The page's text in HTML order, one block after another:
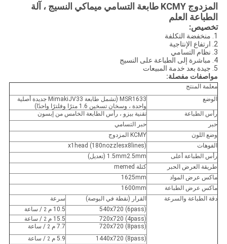
المزدوج KCMY طابعة التسامي ميماكي النسيج ، آلة
الطباعة العلم
تخصيص:
1. منخفضة التكلفة
2. ارتفاع الإنتاجية
3. نظام التسامي
4. مباشرة إلى الطباعة على النسيج
5. جيدة بعد خدمة المبيعات
مواصفات مفصلة:
معلمة المنتج
الوضع
MSR1633 (تشمل طابعة MimakiJV33 جديدة أصلية
واحدة ، وسخان تسخين 1.6 مترًا وفلترًا واحدًا)
رأس الطباعة
تقنية بيزو ، رأس الطابعة الخامس من إبسون
حبر
حبر التسامي
وضع اللون
KCMY المزدوج
الفوهات
(180nozzlesx8lines) x1head
رأس الطباعة أعلى
1.5mm2.5mm (تعديل)
طريقة العرض الحبر
كتلة memed
ماكس عرض المواد
1625mm
ماكس عرض الطباعة
1600mm
دقة الطباعة والسرعة
القرار (نقطة في البوصة)
سرعة
540x720 (6pass)
10.5 م 2 / ساعة
720x720 (4pass)
15.5 م 2 / ساعة
720x720 (8pass)
7.7 م 2 / ساعة
1440x720 (8pass)
5.9 م 2 / ساعة